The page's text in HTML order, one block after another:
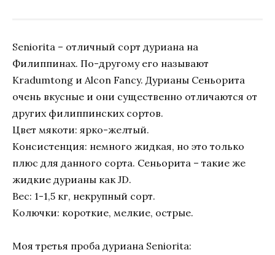
Seniorita – отличный сорт дуриана на
Филиппинах. По-другому его называют
Kradumtong и Alcon Fancy. Дурианы Сеньорита
очень вкусные и они существенно отличаются от
других филиппинских сортов.
Цвет мякоти: ярко-желтый.
Консистенция: немного жидкая, но это только
плюс для данного сорта. Сеньорита – такие же
жидкие дурианы как JD.
Вес: 1-1,5 кг, некрупный сорт.
Колючки: короткие, мелкие, острые.
Моя третья проба дуриана Seniorita: